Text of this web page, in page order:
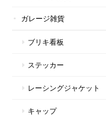
ガレージ雑貨
ブリキ看板
ステッカー
レーシングジャケット
キャップ